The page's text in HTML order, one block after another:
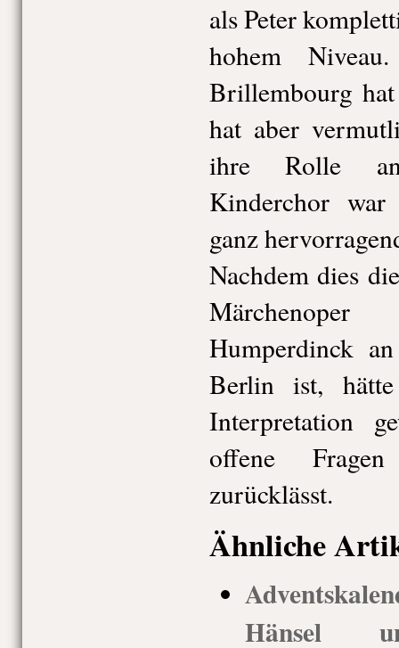
als Peter
hohem
Brillembourg
hat aber
ihre Rolle
Kinderchor
ganz
Nachdem dies
Humperdinck
Berlin ist,
Interpretation
offene
zurücklässt.
Ähnliche
Hänsel